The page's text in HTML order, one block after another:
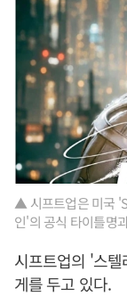
▲ 시프트업은 미국
인'의 공식 타이틀명
시프트업의 '스
게를 두고 있다.